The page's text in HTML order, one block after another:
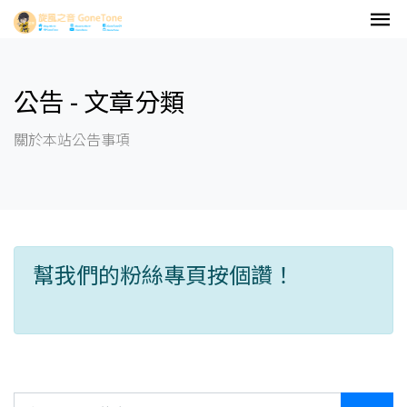
公告 - 文章分類
關於本站公告事項
幫我們的粉絲專頁按個讚！